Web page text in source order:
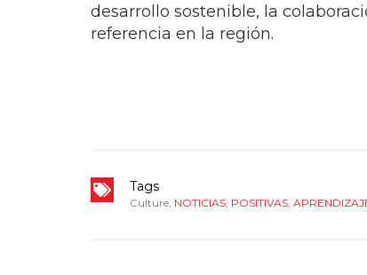
desarrollo sostenible, la
referencia en la región.
Tags
Culture, NOTICIAS, POSITIVAS,